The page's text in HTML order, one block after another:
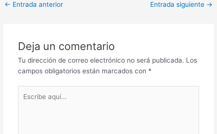
← Entrada anterior Entrada siguiente →
Deja un comentario
Tu dirección de correo electrónico no será publicada. Los
campos obligatorios están marcados con *
aquí...